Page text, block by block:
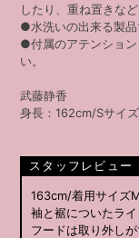
したり、重ね置きな
●水洗いの出来る製品
●付属のアテンション
い。
武藤静香
身長：162cm/Sサイ
スタッフレビュー
163cm/着用サイズ
袖と裾についたラ
フードは取り外し